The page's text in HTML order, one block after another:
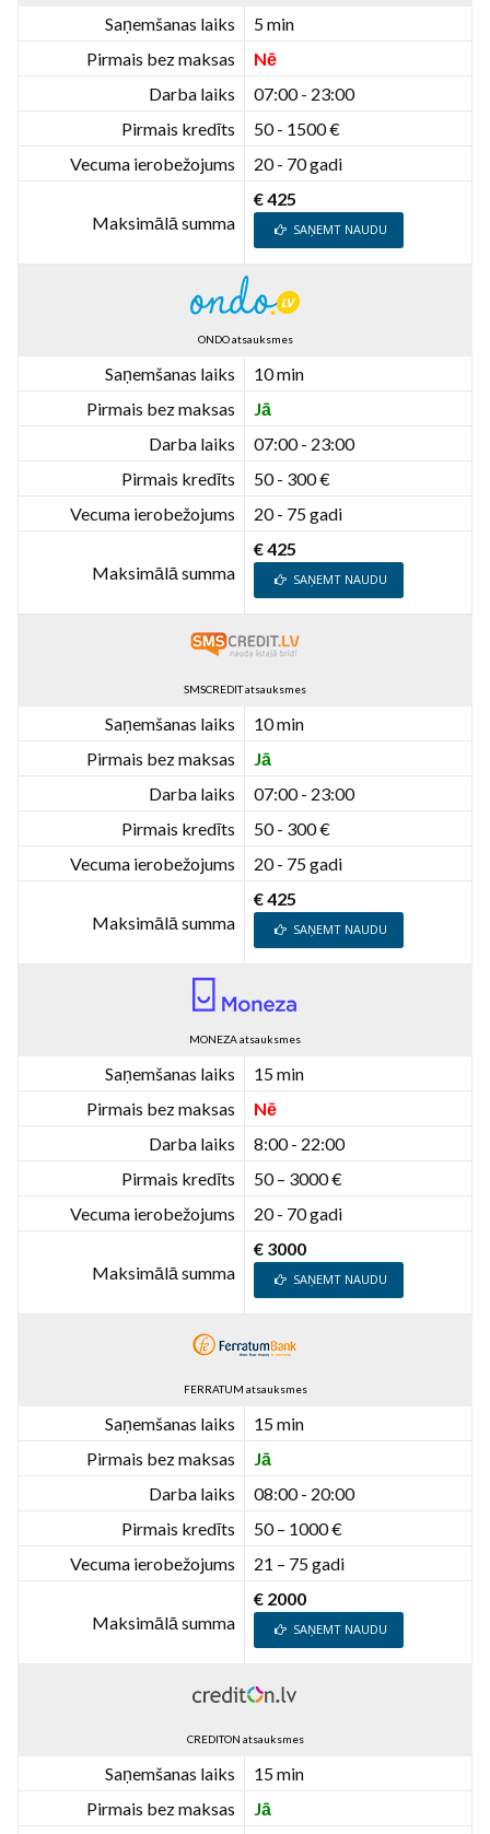
Saņemšanas laiks
5 min
Pirmais bez maksas
Nē
Darba laiks
07:00 - 23:00
Pirmais kredīts
50 - 1500 €
Vecuma ierobežojums
20 - 70 gadi
Maksimālā summa
€ 425
SAŅEMT NAUDU
ONDO atsauksmes
Saņemšanas laiks
10 min
Pirmais bez maksas
Jā
Darba laiks
07:00 - 23:00
Pirmais kredīts
50 - 300 €
Vecuma ierobežojums
20 - 75 gadi
Maksimālā summa
€ 425
SAŅEMT NAUDU
SMSCREDIT atsauksmes
Saņemšanas laiks
10 min
Pirmais bez maksas
Jā
Darba laiks
07:00 - 23:00
Pirmais kredīts
50 - 300 €
Vecuma ierobežojums
20 - 75 gadi
Maksimālā summa
€ 425
SAŅEMT NAUDU
MONEZA atsauksmes
Saņemšanas laiks
15 min
Pirmais bez maksas
Nē
Darba laiks
8:00 - 22:00
Pirmais kredīts
50 – 3000 €
Vecuma ierobežojums
20 - 70 gadi
Maksimālā summa
€ 3000
SAŅEMT NAUDU
FERRATUM atsauksmes
Saņemšanas laiks
15 min
Pirmais bez maksas
Jā
Darba laiks
08:00 - 20:00
Pirmais kredīts
50 – 1000 €
Vecuma ierobežojums
21 – 75 gadi
Maksimālā summa
€ 2000
SAŅEMT NAUDU
CREDITON atsauksmes
Saņemšanas laiks
15 min
Pirmais bez maksas
Jā